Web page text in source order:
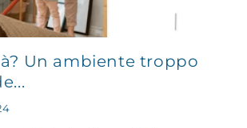
Un ambiente troppo